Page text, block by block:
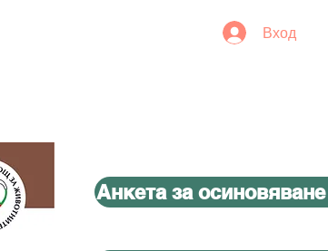
Вход
Анкета за